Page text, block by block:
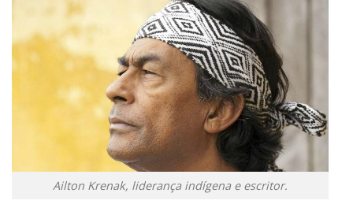
Ailton Krenak, liderança indígena e escritor.